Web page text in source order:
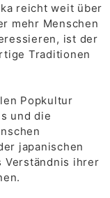
reicht weit über
mehr Menschen
ist der
Traditionen
Popkultur
und die
japanischen
Verständnis ihrer